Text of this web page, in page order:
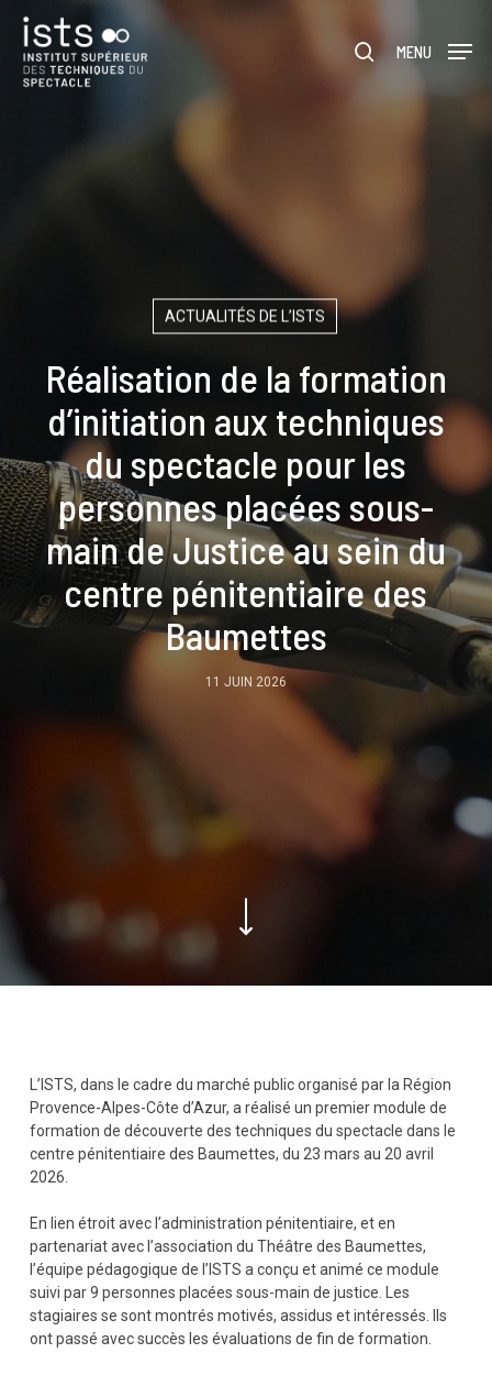
main
content
rechercher
MENU
ACTUALITÉS DE L’ISTS
Réalisation de la formation
d’initiation aux techniques
du spectacle pour les
personnes placées sous-
main de Justice au sein du
centre pénitentiaire des
Baumettes
11 JUIN 2026
L’ISTS, dans le cadre du marché public organisé par la Région
Provence-Alpes-Côte d’Azur, a réalisé un premier module de
formation de découverte des techniques du spectacle dans le
centre pénitentiaire des Baumettes, du 23 mars au 20 avril
2026.
En lien étroit avec l’administration pénitentiaire, et en
partenariat avec l’association du Théâtre des Baumettes,
l’équipe pédagogique de l’ISTS a conçu et animé ce module
suivi par 9 personnes placées sous-main de justice. Les
stagiaires se sont montrés motivés, assidus et intéressés. Ils
ont passé avec succès les évaluations de fin de formation.